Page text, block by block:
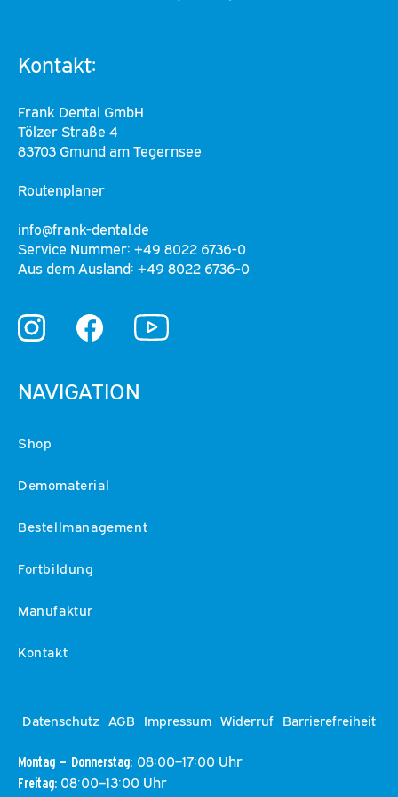
Kontakt:
Frank Dental GmbH
Tölzer Straße 4
83703 Gmund am Tegernsee
Routenplaner
info@frank-dental.de
Service Nummer: +49 8022 6736-0
Aus dem Ausland: +49 8022 6736-0
InstagramFacebook YouTube
NAVIGATION
Shop
Demomaterial
Bestellmanagement
Fortbildung
Manufaktur
Kontakt
Datenschutz AGB Impressum Widerruf Barrierefreiheit
Montag – Donnerstag: 08:00–17:00 Uhr
Freitag: 08:00–13:00 Uhr